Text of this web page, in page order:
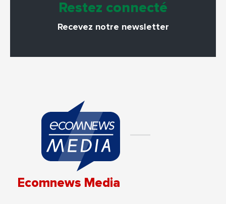
Restez connecté
Recevez notre newsletter
Ecomnews Media